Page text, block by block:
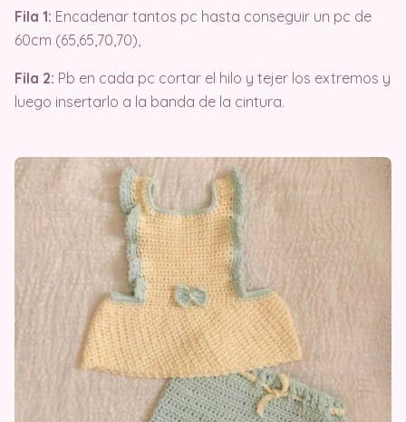
Fila 1: Encadenar tantos pc hasta conseguir un pc de
60cm (65,65,70,70),
Fila 2: Pb en cada pc cortar el hilo y tejer los extremos y
luego insertarlo a la banda de la cintura.